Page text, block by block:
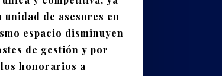
unidad de asesores en
espacio disminuyen
de gestión y por
honorarios a